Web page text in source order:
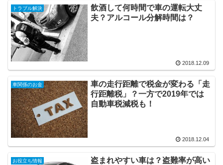
トラブル解決
飲酒して何時間で車の運転大丈
夫？アルコール分解時間は？
2018.12.09
車関係のお金
車の走行距離で税金が変わる「走
行距離税」？一方で2019年では
自動車税減税も！
2018.12.04
お役立ち情報
盗まれやすい車は？盗難率が高い